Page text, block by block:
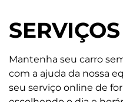
Mantenha seu carro
com a ajuda da nossa
seu serviço online de